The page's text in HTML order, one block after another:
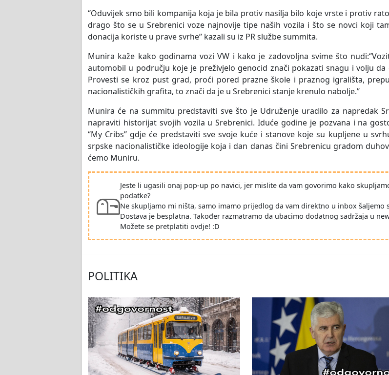
‘’Oduvijek smo bili kompanija koja je bila protiv nasilja bilo koje vrste i protiv
drago što se u Srebrenici voze najnovije tipe naših vozila i što se novci koji
donacija koriste u prave svrhe’’ kazali su iz PR službe summita.
Munira kaže kako godinama vozi VW i kako je zadovoljna svime što
automobil u području koje je preživjelo genocid znači pokazati snagu i volju da
Provesti se kroz pust grad, proći pored prazne škole i praznog igrališta,
nacionalističkih grafita, to znači da je u Srebrenici stanje krenulo nabolje.’’
Munira će na summitu predstaviti sve što je Udruženje uradilo za napredak
napraviti historijat svojih vozila u Srebrenici. Iduće godine je pozvana i na
‘’My Cribs’’ gdje će predstaviti sve svoje kuće i stanove koje su kupljene u
srpske nacionalističke ideologije koja i dan danas čini Srebrenicu gradom
ćemo Muniru.
Jeste li ugasili onaj pop-up po navici, jer mislite da vam govorimo kako
podatke?
Ne skupljamo mi ništa, samo imamo prijedlog da vam direktno u inbox šaljemo
Dostava je besplatna. Također razmatramo da ubacimo dodatnog sadržaja u
Možete se pretplatiti ovdje! :D
POLITIKA